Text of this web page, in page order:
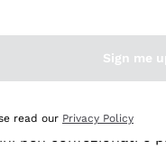
ben confezionati
Sign me
read our Privacy Policy